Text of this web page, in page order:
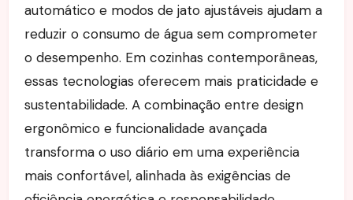
automático e modos de jato ajustáveis ajudam a
reduzir o consumo de água sem comprometer
o desempenho. Em cozinhas contemporâneas,
essas tecnologias oferecem mais praticidade e
sustentabilidade. A combinação entre design
ergonômico e funcionalidade avançada
transforma o uso diário em uma experiência
mais confortável, alinhada às exigências de